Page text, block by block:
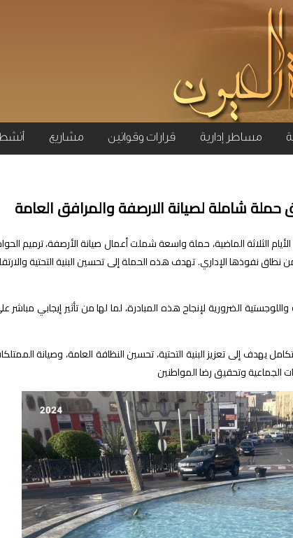
مساطر إدارية قرارات وقوانين مشاريع
حملة شاملة لصيانة الارصفة والمرافق العامة
الثلاثة الماضية، حملة واسعة شملت أعمال صيانة الأرصفة، ترميم
نطاق نفوذها الإداري. تهدف هذه الحملة إلى تحسين البنية التحتية
الضرورية لإنجاح هذه المبادرة، لما لها من تأثير إيجابي مباشر
يهدف إلى تعزيز البنيةالتحتية، تحسين النظافة العامة، وصيانة
الجماعية وتحقيق رضا المواطنين